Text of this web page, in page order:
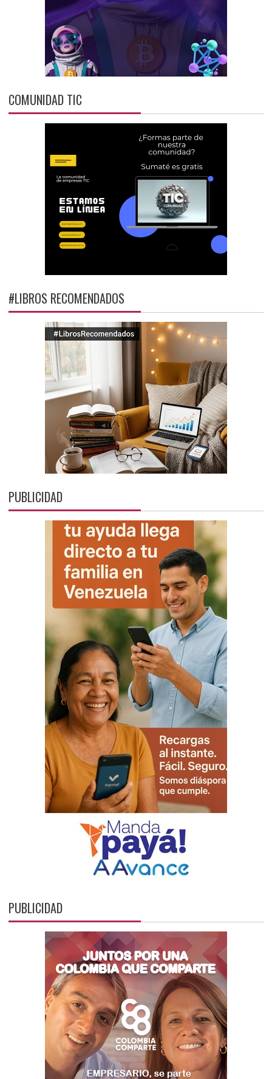
COMUNIDAD TIC
#LIBROS RECOMENDADOS
PUBLICIDAD
PUBLICIDAD